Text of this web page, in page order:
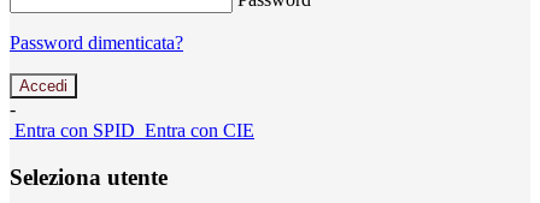
Password dimenticata?
-
Entra con SPID Entra con CIE
Seleziona utente